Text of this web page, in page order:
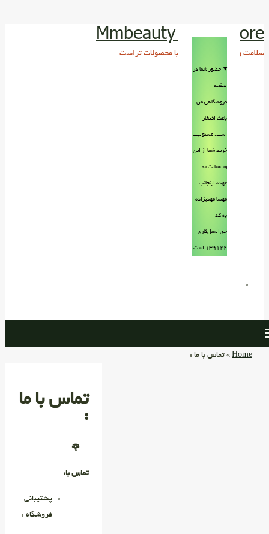
Mmbeauty Trust store
سلامت و زیبایی پوست و مو با محصولات تراست
حضور شما در
صفحه
فروشگاهی من
باعث افتخار
است. مسئولیت
خرید شما از این
وب‌سایت به
عهده اینجانب
مهسا مهدیزاده
به کد
حق‌العمل‌کاری
۱۳۹۱۲۲ است.
Home
» تماس با ما :
تماس با ما
:
🌹
تماس با:
پشتیبانی
فروشگاه :